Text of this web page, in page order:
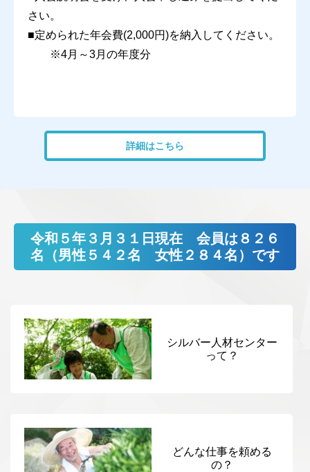
さい。
■定められた年会費(2,000円)を納入してください。
※4月～3月の年度分
詳細はこちら
令和５年３月３１日現在 会員は８２６
名（男性５４２名 女性２８４名）です
シルバー人材センター
って？
どんな仕事を頼める
の？